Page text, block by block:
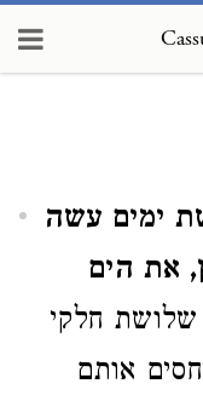
ימים עשה
את הים
חלקי
אותם